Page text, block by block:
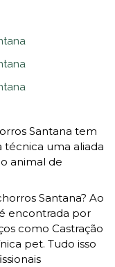
Santana tem
uma aliada
animal de
Santana? Ao
encontrada por
como Castração
pet. Tudo isso